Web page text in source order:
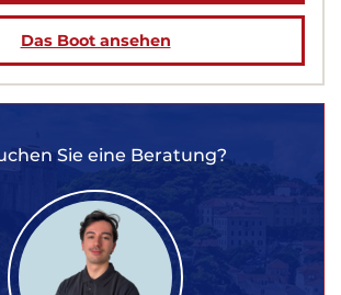
Das Boot ansehen
Sie eine Beratung?